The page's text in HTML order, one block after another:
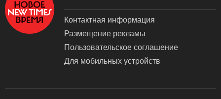
Контактная информация
Размещение рекламы
Пользовательское соглашение
Для мобильных устройств